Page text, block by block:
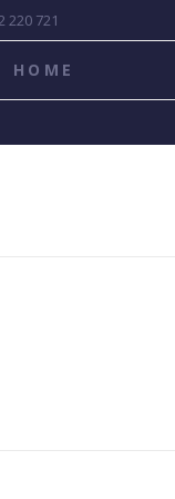
220 721
HOME